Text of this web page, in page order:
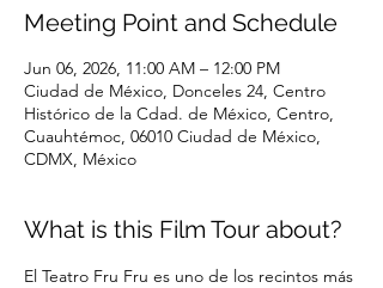
Meeting Point and Schedule
Jun 06, 2026, 11:00 AM – 12:00 PM
Ciudad de México, Donceles 24, Centro
Histórico de la Cdad. de México, Centro,
Cuauhtémoc, 06010 Ciudad de México,
CDMX, México
What is this Film Tour about?
El Teatro Fru Fru es uno de los recintos más